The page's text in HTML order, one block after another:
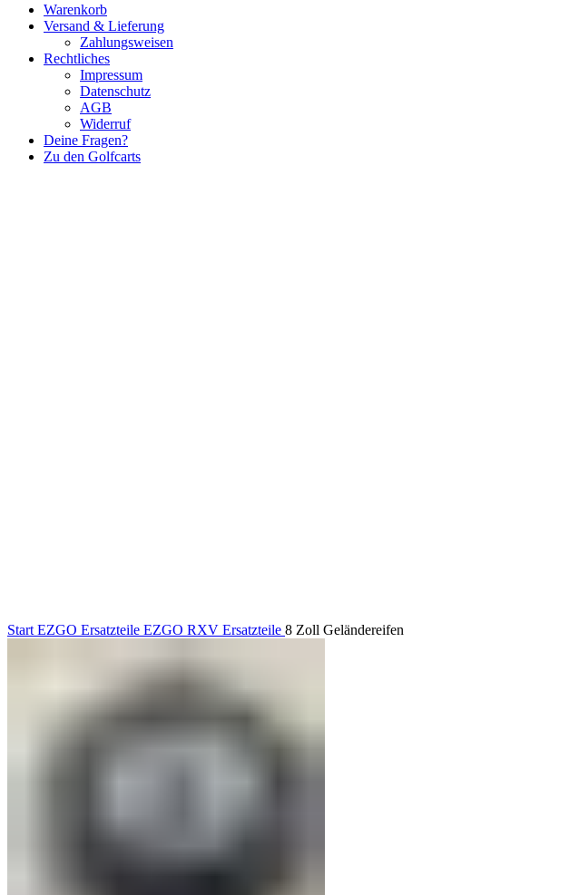
Warenkorb
Versand & Lieferung
Zahlungsweisen
Rechtliches
Impressum
Datenschutz
AGB
Widerruf
Deine Fragen?
Zu den Golfcarts
Start EZGO Ersatzteile EZGO RXV Ersatzteile 8 Zoll Geländereifen